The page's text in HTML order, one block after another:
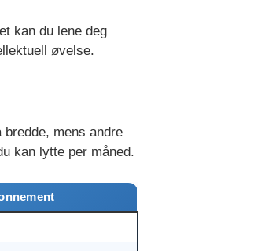
kan du lene deg
øvelse.
mens andre
kan lytte per måned.